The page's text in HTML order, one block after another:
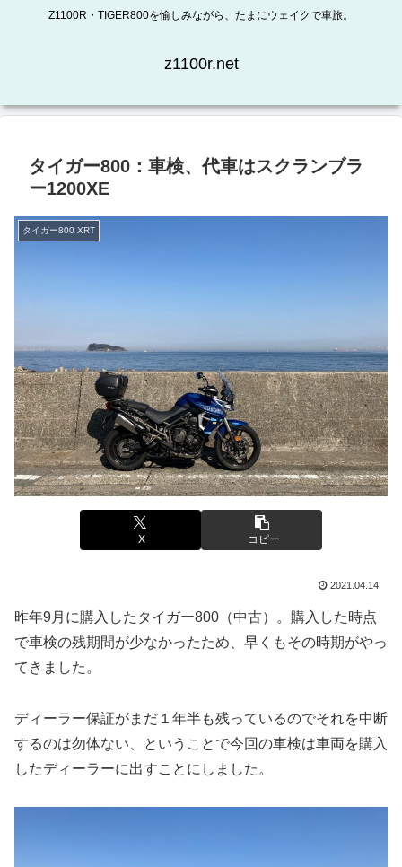
Z1100R・TIGER800を愉しみながら、たまにウェイクで車旅。
z1100r.net
タイガー800：車検、代車はスクランブラ
ー1200XE
タイガー800 XRT
X コピー
2021.04.14
昨年9月に購入したタイガー800（中古）。購入した時点
で車検の残期間が少なかったため、早くもその時期がやっ
てきました。
ディーラー保証がまだ１年半も残っているのでそれを中断
するのは勿体ない、ということで今回の車検は車両を購入
したディーラーに出すことにしました。